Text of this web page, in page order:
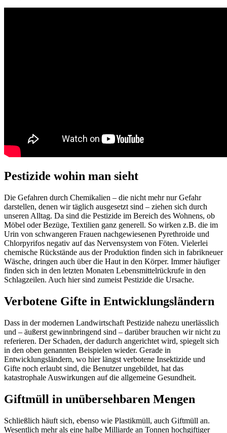
Pestizide wohin man sieht
Die Gefahren durch Chemikalien – die nicht mehr nur Gefahr
darstellen, denen wir täglich ausgesetzt sind – ziehen sich durch
unseren Alltag. Da sind die Pestizide im Bereich des Wohnens, ob
Möbel oder Bezüge, Textilien ganz generell. So wirken z.B. die im
Urin von schwangeren Frauen nachgewiesenen Pyrethroide und
Chlorpyrifos negativ auf das Nervensystem von Föten. Vielerlei
chemische Rückstände aus der Produktion finden sich in fabrikneuer
Wäsche, dringen auch über die Haut in den Körper. Immer häufiger
finden sich in den letzten Monaten Lebensmittelrückrufe in den
Schlagzeilen. Auch hier sind zumeist Pestizide die Ursache.
Verbotene Gifte in Entwicklungsländern
Dass in der modernen Landwirtschaft Pestizide nahezu unerlässlich
und – äußerst gewinnbringend sind – darüber brauchen wir nicht zu
referieren. Der Schaden, der dadurch angerichtet wird, spiegelt sich
in den oben genannten Beispielen wieder. Gerade in
Entwicklungsländern, wo hier längst verbotene Insektizide und
Gifte noch erlaubt sind, die Benutzer ungebildet, hat das
katastrophale Auswirkungen auf die allgemeine Gesundheit.
Giftmüll in unübersehbaren Mengen
Schließlich häuft sich, ebenso wie Plastikmüll, auch Giftmüll an.
Wesentlich mehr als eine halbe Milliarde an Tonnen hochgiftiger